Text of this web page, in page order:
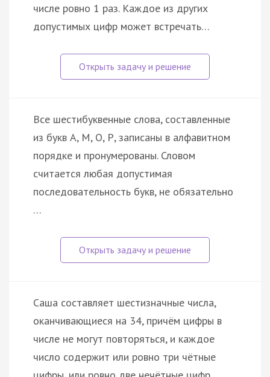
числе ровно 1 раз. Каждое из других
допустимых цифр может встречать…
Все шестибуквенные слова, составленные
из букв А, М, О, Р, записаны в алфавитном
порядке и пронумерованы. Словом
считается любая допустимая
последовательность букв, не обязательно
…
Саша составляет шестизначные числа,
оканчивающиеся на 34, причём цифры в
числе не могут повторяться, и каждое
число содержит или ровно три чётные